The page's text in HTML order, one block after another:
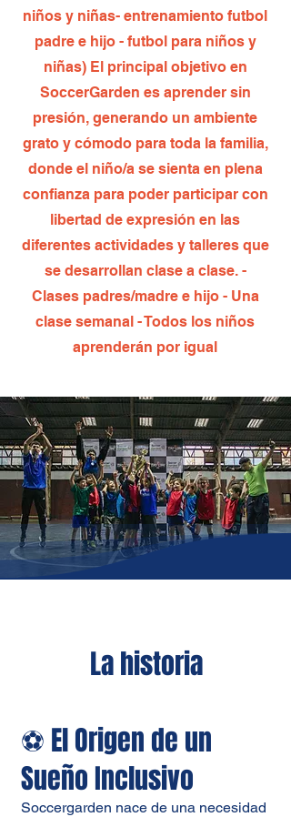
niños y niñas- entrenamiento futbol
padre e hijo - futbol para niños y
niñas) El principal objetivo en
SoccerGarden es aprender sin
presión, generando un ambiente
grato y cómodo para toda la familia,
donde el niño/a se sienta en plena
confianza para poder participar con
libertad de expresión en las
diferentes actividades y talleres que
se desarrollan clase a clase. -
Clases padres/madre e hijo - Una
clase semanal - Todos los niños
aprenderán por igual
La historia
⚽ El Origen de un
Sueño Inclusivo
Soccergarden nace de una necesidad